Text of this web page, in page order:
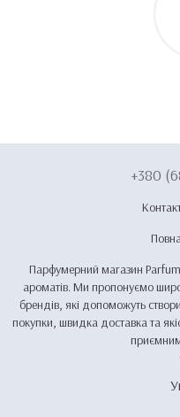
+380
Парфумерний магазин Parfum
ароматів. Ми пропонуємо
брендів, які допоможуть
покупки, швидка доставка та